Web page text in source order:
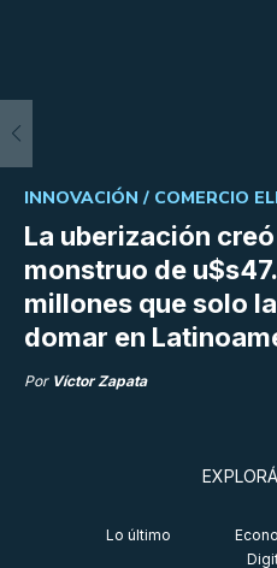
La uberización
monstruo de
millones que solo
domar en
INNOVACIÓN / COMERCIO
Por Víctor Zapata
EXPLORÁ
Lo último